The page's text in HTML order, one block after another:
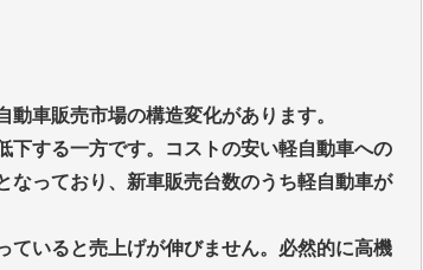
車販売市場の構造変化があります。
下する一方です。コストの安い軽自動車への
なっており、新車販売台数のうち軽自動車が
ていると売上げが伸びません。必然的に高機